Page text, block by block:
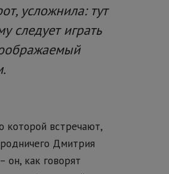
усложнила: тут
следует играть
которой встречают,
Дмитрия
он, как говорят